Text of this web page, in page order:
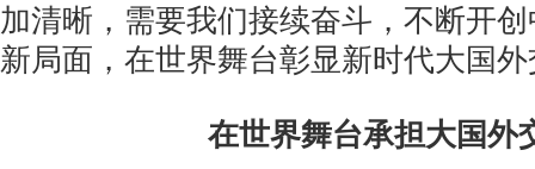
加清晰，需要我们接续奋斗，不断开
新局面，在世界舞台彰显新时代大国
在世界舞台承担大国外